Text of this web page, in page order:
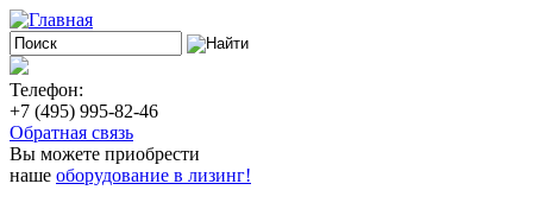
Телефон:
+7 (495) 995-82-46
Обратная связь
Вы можете приобрести
наше оборудование в лизинг!